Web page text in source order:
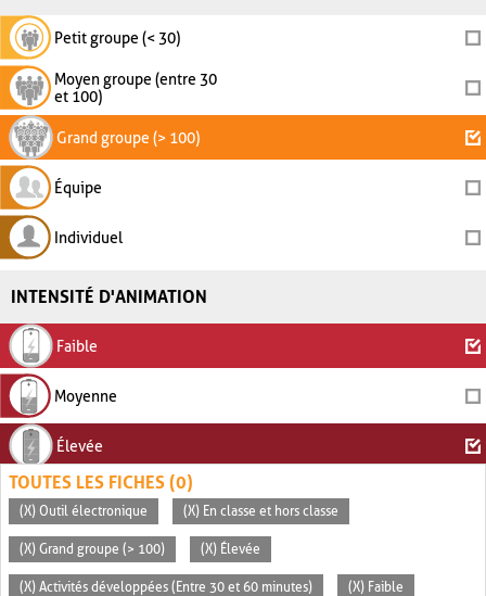
Petit groupe (< 30)
Moyen groupe (entre 30
et 100)
Grand groupe (> 100)
Équipe
Individuel
INTENSITÉ D'ANIMATION
Faible
Moyenne
Élevée
TOUTES LES FICHES (0)
(X) Outil électronique (X) En classe et hors classe
(X) Grand groupe (> 100) (X) Élevée
(X) Activités développées (Entre 30 et 60 minutes) (X) Faible